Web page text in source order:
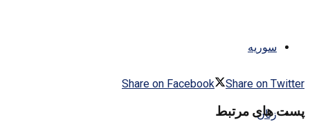
سوریه
زنان
Share on Facebook Share on Twitter
پست های مرتبط